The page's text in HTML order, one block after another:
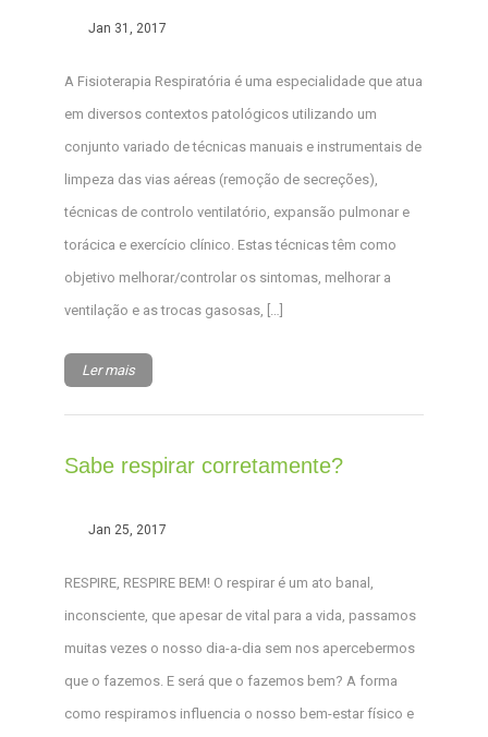
Jan 31, 2017
A Fisioterapia Respiratória é uma especialidade que atua
em diversos contextos patológicos utilizando um
conjunto variado de técnicas manuais e instrumentais de
limpeza das vias aéreas (remoção de secreções),
técnicas de controlo ventilatório, expansão pulmonar e
torácica e exercício clínico. Estas técnicas têm como
objetivo melhorar/controlar os sintomas, melhorar a
ventilação e as trocas gasosas, […]
Ler mais
Sabe respirar corretamente?
Jan 25, 2017
RESPIRE, RESPIRE BEM! O respirar é um ato banal,
inconsciente, que apesar de vital para a vida, passamos
muitas vezes o nosso dia-a-dia sem nos apercebermos
que o fazemos. E será que o fazemos bem? A forma
como respiramos influencia o nosso bem-estar físico e